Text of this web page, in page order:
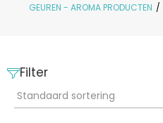
GEUREN - AROMA PRODUCTEN /
Filter